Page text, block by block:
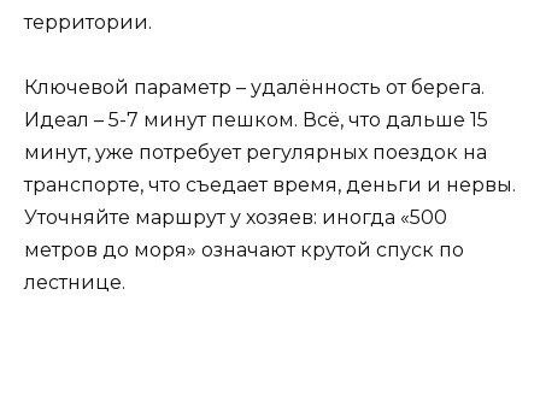
территории.
Ключевой параметр – удалённость от берега.
Идеал – 5-7 минут пешком. Всё, что дальше 15
минут, уже потребует регулярных поездок на
транспорте, что съедает время, деньги и нервы.
Уточняйте маршрут у хозяев: иногда «500
метров до моря» означают крутой спуск по
лестнице.